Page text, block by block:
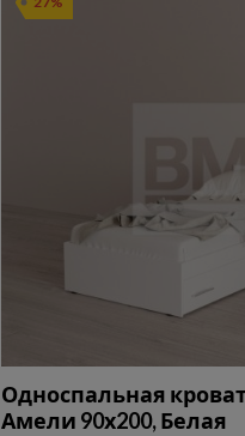
Односпальная
Амели 90х200, Белая